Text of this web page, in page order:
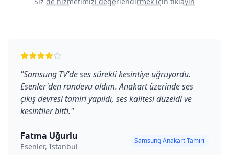
"Samsung TV'de ses sürekli kesintiye uğruyordu.
Esenler'den randevu aldım. Anakart üzerinde ses
çıkış devresi tamiri yapıldı, ses kalitesi düzeldi ve
kesintiler bitti."
Fatma Uğurlu
Esenler, İstanbul
Samsung Anakart Tamiri